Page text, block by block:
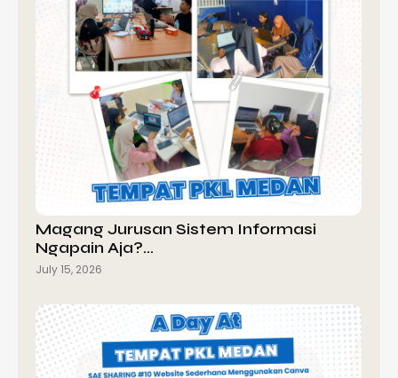
Magang Jurusan Sistem Informasi
Ngapain Aja?…
July 15, 2026